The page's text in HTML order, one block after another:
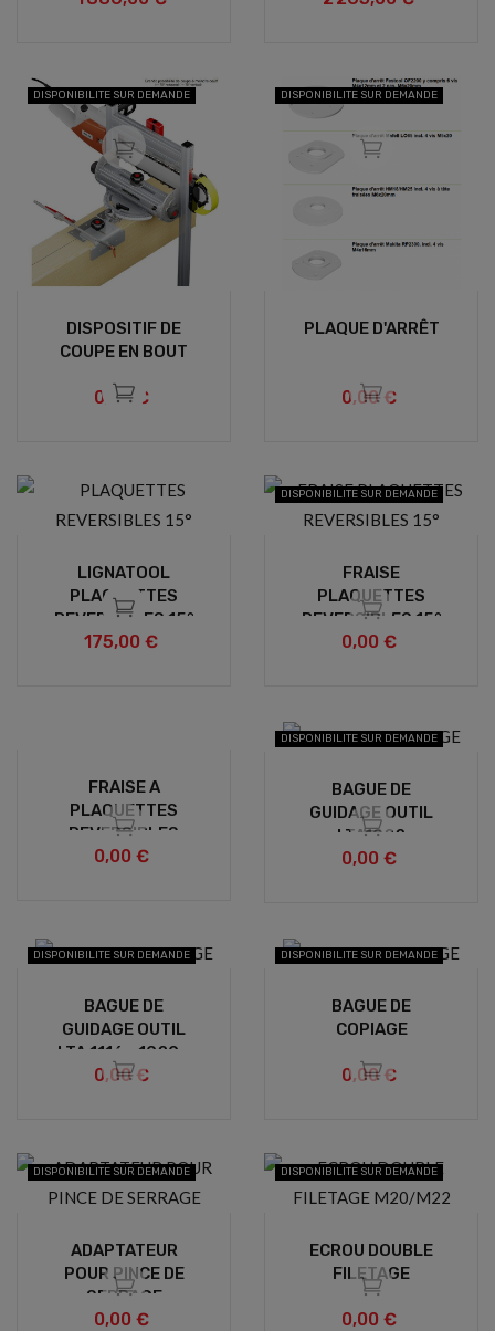
DISPONIBILITE SUR DEMANDE
DISPOSITIF DE
COUPE EN BOUT
0,00 €
DISPONIBILITE SUR DEMANDE
PLAQUE D'ARRÊT
0,00 €
LIGNATOOL
PLAQUETTES
REVERSIBLES 15°
175,00 €
DISPONIBILITE SUR DEMANDE
FRAISE
PLAQUETTES
REVERSIBLES 15°
0,00 €
FRAISE A
PLAQUETTES
REVERSIBLES
Ø30
0,00 €
DISPONIBILITE SUR DEMANDE
BAGUE DE
GUIDAGE OUTIL
LTA1022
0,00 €
DISPONIBILITE SUR DEMANDE
BAGUE DE
GUIDAGE OUTIL
LTA 1116 - 1029 -
1030 -1031
0,00 €
DISPONIBILITE SUR DEMANDE
BAGUE DE
COPIAGE
0,00 €
DISPONIBILITE SUR DEMANDE
ADAPTATEUR
POUR PINCE DE
SERRAGE
0,00 €
DISPONIBILITE SUR DEMANDE
ECROU DOUBLE
FILETAGE
0,00 €